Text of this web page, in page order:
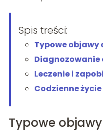
Spis treści:
Typowe
Leczenie i
Codzienne
Typowe